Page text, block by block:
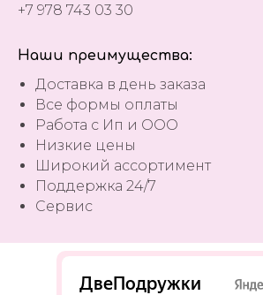
+7 978 743 03 30
Наши преимущества:
Доставка в день заказа
Все формы оплаты
Работа с Ип и ООО
Низкие цены
Широкий ассортимент
Поддержка 24/7
Сервис